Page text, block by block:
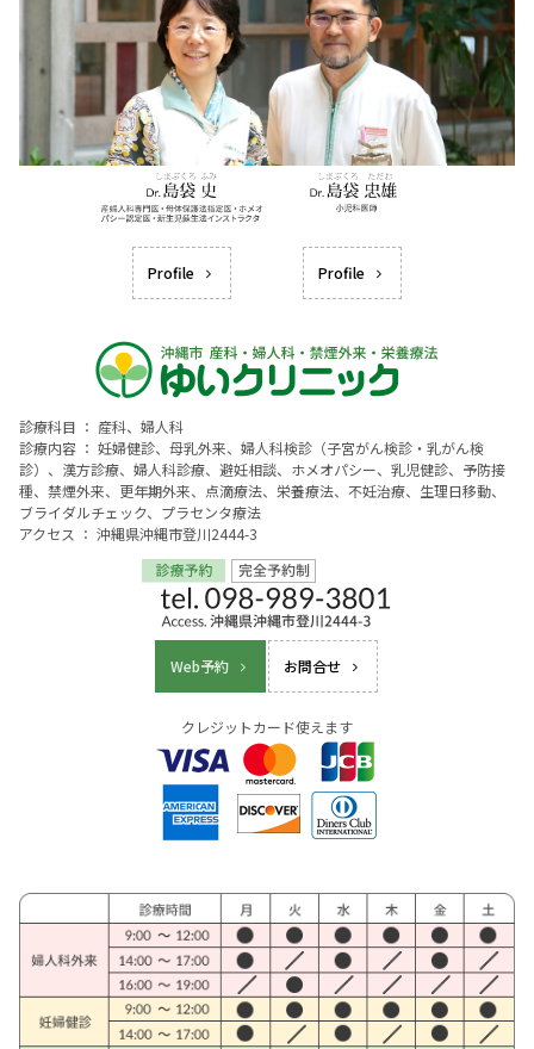
Profile Profile
診療科目 ： 産科、婦人科
診療内容 ： 妊婦健診、母乳外来、婦人科検診（子宮がん検診・乳がん検
診）、漢方診療、婦人科診療、避妊相談、ホメオパシー、乳児健診、予防接
種、禁煙外来、更年期外来、点滴療法、栄養療法、不妊治療、生理日移動、
ブライダルチェック、プラセンタ療法
アクセス ： 沖縄県沖縄市登川2444-3
Web予約 お問合せ
クレジットカード使えます